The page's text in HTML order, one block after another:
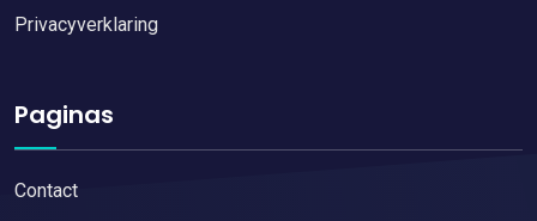
Privacyverklaring
Paginas
Contact